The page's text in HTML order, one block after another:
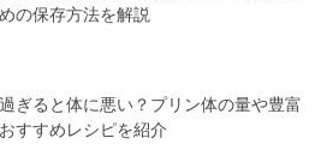
の保存方法を解説
ぎると体に悪い？プリン体の量や豊富
すすめレシピを紹介